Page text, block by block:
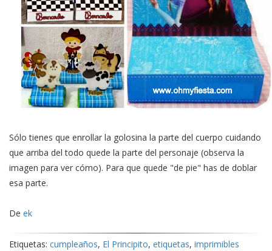
Sólo tienes que enrollar la golosina la parte del cuerpo cuidando
que arriba del todo quede la parte del personaje (observa la
imagen para ver cómo). Para que quede "de pie" has de doblar
esa parte.
De ek
Etiquetas: cumpleaños, El Principito, etiquetas, imprimibles